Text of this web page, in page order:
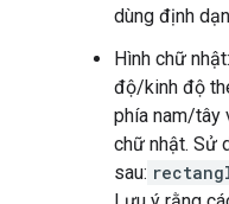
dùng định
Hình chữ
độ/kinh độ
phía nam/tây
chữ nhật. Sử
sau: